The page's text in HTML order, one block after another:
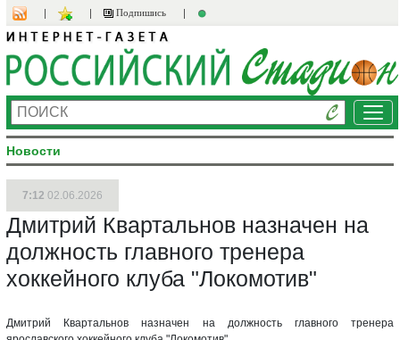
Подпишись
Новости
7:12 02.06.2026
Дмитрий Квартальнов назначен на
должность главного тренера
хоккейного клуба "Локомотив"
Дмитрий Квартальнов назначен на должность главного тренера